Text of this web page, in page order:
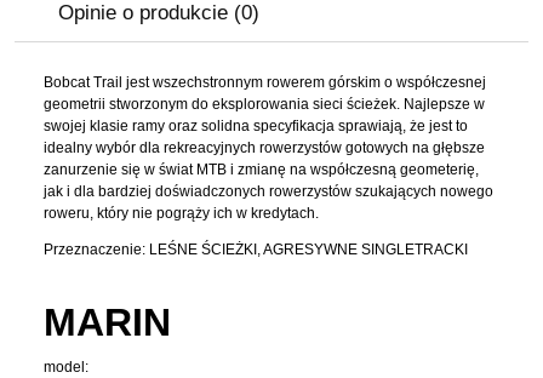
Opinie o produkcie (0)
Bobcat Trail jest wszechstronnym rowerem górskim o współczesnej
geometrii stworzonym do eksplorowania sieci ścieżek. Najlepsze w
swojej klasie ramy oraz solidna specyfikacja sprawiają, że jest to
idealny wybór dla rekreacyjnych rowerzystów gotowych na głębsze
zanurzenie się w świat MTB i zmianę na współczesną geometerię,
jak i dla bardziej doświadczonych rowerzystów szukających nowego
roweru, który nie pogrąży ich w kredytach.
Przeznaczenie: LEŚNE ŚCIEŻKI, AGRESYWNE SINGLETRACKI
MARIN
model: